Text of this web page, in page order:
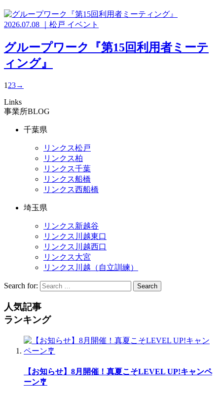
2026.07.08 松戸 イベント
グループワーク『第15回利用者ミーテ
ィング』
1 23→
Links
事業所BLOG
千葉県
リンクス松戸
リンクス柏
リンクス千葉
リンクス船橋
リンクス西船橋
埼玉県
リンクス新越谷
リンクス川越東口
リンクス川越西口
リンクス大宮
リンクス川越（自立訓練）
Search for: Search
人気記事
ランキング
【お知らせ】8月開催！真夏こそLEVEL UP!キャンペ
ーン🎐